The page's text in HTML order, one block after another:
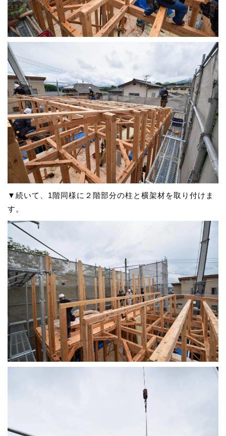
▼続いて、1階同様に２階部分の柱と横架材を取り付けま
す。